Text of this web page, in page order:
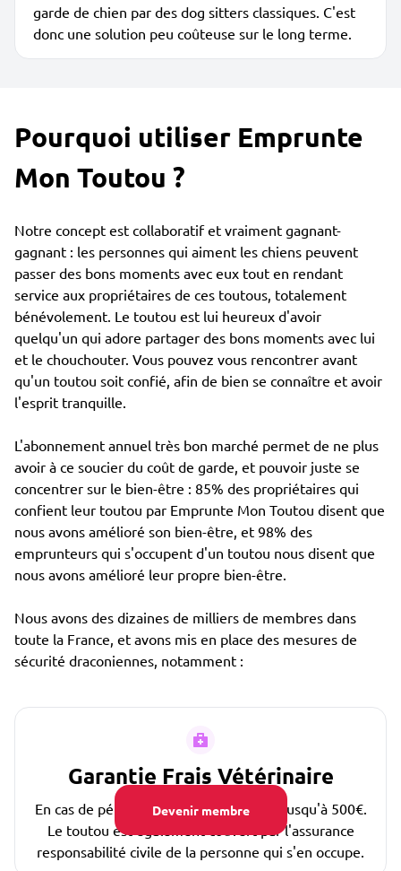
Devenir membre
garde de chien par des dog sitters classiques. C'est
donc une solution peu coûteuse sur le long terme.
Pourquoi utiliser Emprunte
Mon Toutou ?
Notre concept est collaboratif et vraiment gagnant-
gagnant : les personnes qui aiment les chiens peuvent
passer des bons moments avec eux tout en rendant
service aux propriétaires de ces toutous, totalement
bénévolement. Le toutou est lui heureux d'avoir
quelqu'un qui adore partager des bons moments avec lui
et le chouchouter. Vous pouvez vous rencontrer avant
qu'un toutou soit confié, afin de bien se connaître et avoir
l'esprit tranquille.
L'abonnement annuel très bon marché permet de ne plus
avoir à ce soucier du coût de garde, et pouvoir juste se
concentrer sur le bien-être : 85% des propriétaires qui
confient leur toutou par Emprunte Mon Toutou disent que
nous avons amélioré son bien-être, et 98% des
emprunteurs qui s'occupent d'un toutou nous disent que
nous avons amélioré leur propre bien-être.
Nous avons des dizaines de milliers de membres dans
toute la France, et avons mis en place des mesures de
sécurité draconiennes, notamment :
Garantie Frais Vétérinaire
En cas de pépin, les frais sont couverts jusqu'à 500€.
Le toutou est également couvert par l'assurance
responsabilité civile de la personne qui s'en occupe.